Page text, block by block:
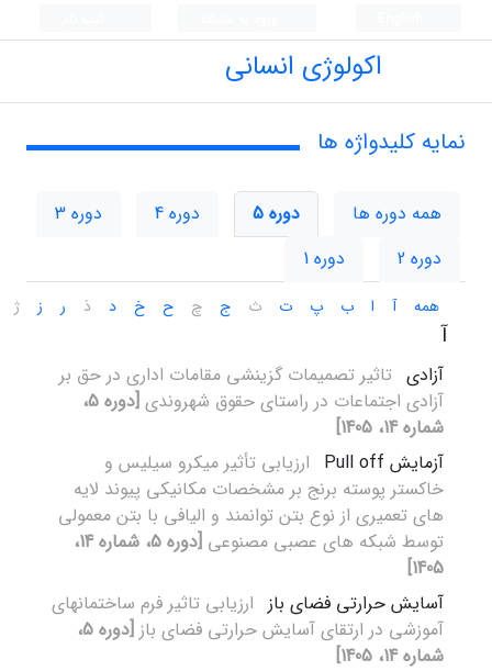
اکولوژی انسانی
نمایه کلیدواژه ها
همه دوره ها دوره 5 دوره 4
دوره 3
دوره 2
دوره 1
همه آ ا ب پ ت ث ج چ ح خ د ذ ر ز ژ
آ
آزادی تاثیر تصمیمات گزینشی مقامات اداری در حق بر
آزادی اجتماعات در راستای حقوق شهروندی
[دوره 5،
شماره 14، 1405]
آزمایش Pull off
ارزیابی تأثیر میکرو سیلیس و
خاکستر پوسته برنج بر مشخصات مکانیکی پیوند لایه
های تعمیری از نوع بتن توانمند و الیافی با بتن معمولی
توسط شبکه های عصبی مصنوعی
[دوره 5، شماره 14،
1405]
آسایش حرارتی فضای باز ارزیابی تاثیر فرم ساختمانهای
آموزشی در ارتقای آسایش حرارتی فضای باز
[دوره 5،
شماره 14، 1405]